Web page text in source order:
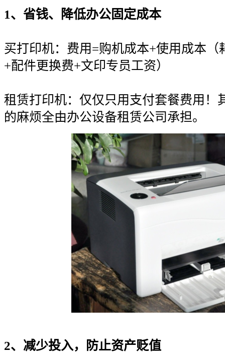
1、省钱、降低办公固定成本
买打印机：费用=购机成本+使用成本（
+配件更换费+文印专员工资）
租赁打印机：仅仅只用支付套餐费用！
的麻烦全由办公设备租赁公司承担。
2、减少投入，防止资产贬值